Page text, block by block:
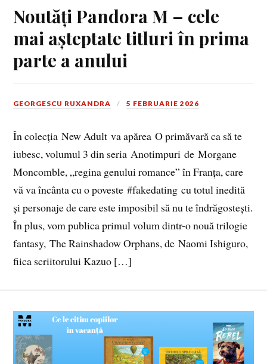
Noutăți Pandora M – cele
mai așteptate titluri în prima
parte a anului
GEORGESCU RUXANDRA 5 FEBRUARIE 2026
În colecția New Adult va apărea O primăvară ca să te
iubesc, volumul 3 din seria Anotimpuri de Morgane
Moncomble, „regina genului romance” în Franța, care
vă va încânta cu o poveste #fakedating cu totul inedită
și personaje de care este imposibil să nu te îndrăgostești.
În plus, vom publica primul volum dintr-o nouă trilogie
fantasy, The Rainshadow Orphans, de Naomi Ishiguro,
fiica scriitorului Kazuo […]